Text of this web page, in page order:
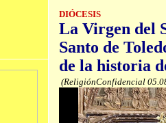
DIÓCESIS
La Virgen del
Santo de
de la historia
(ReligiónConfidencial